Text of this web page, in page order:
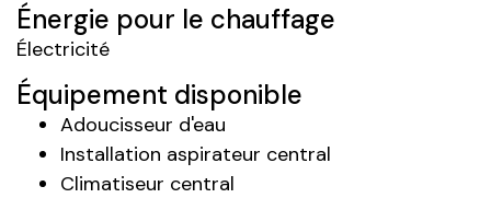
Énergie pour le chauffage
Électricité
Équipement disponible
Adoucisseur d'eau
Installation aspirateur central
Climatiseur central